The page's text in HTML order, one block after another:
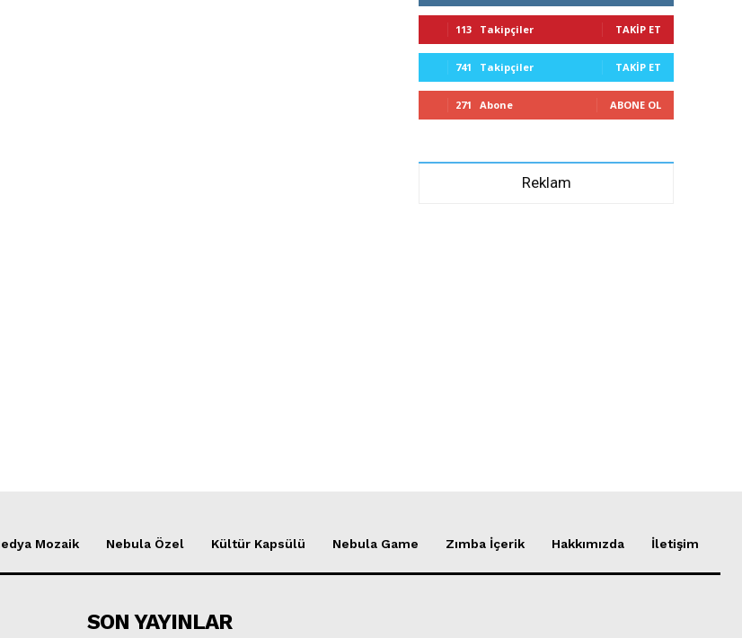
113 Takipçiler TAKIP ET
741 Takipçiler TAKIP ET
271 Abone ABONE OL
Reklam
Mozaik Nebula Özel Kültür Kapsülü Nebula Game Zımba İçerik Hakkımızda İletişim
SON YAYINLAR